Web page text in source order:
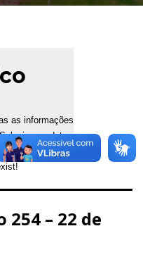
as informações
a data
254 – 22 de